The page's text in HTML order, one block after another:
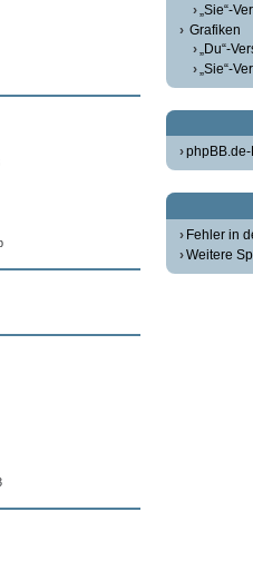
„Sie“-
Grafiken
„Du“-
„Sie“-
Fehler in
Weitere